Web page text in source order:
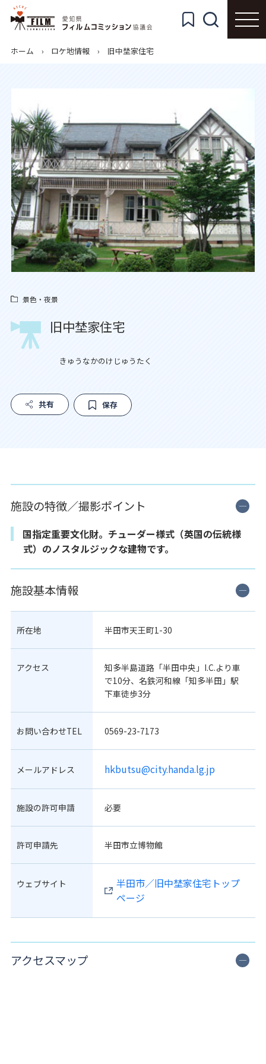
ホーム ロケ地情報 旧中埜家住宅
景色・夜景
旧中埜家住宅
きゅうなかのけじゅうたく
共有 保存
施設の特徴／撮影ポイント
国指定重要文化財。チューダー様式（英国の伝統様
式）のノスタルジックな建物です。
施設基本情報
所在地 半田市天王町1-30
アクセス
知多半島道路「半田中央」I.C.より車
で10分、名鉄河和線「知多半田」駅
下車徒歩3分
お問い合わせTEL 0569-23-7173
メールアドレス hkbutsu@city.handa.lg.jp
施設の許可申請 必要
許可申請先 半田市立博物館
ウェブサイト
半田市／旧中埜家住宅トップ
ページ
アクセスマップ